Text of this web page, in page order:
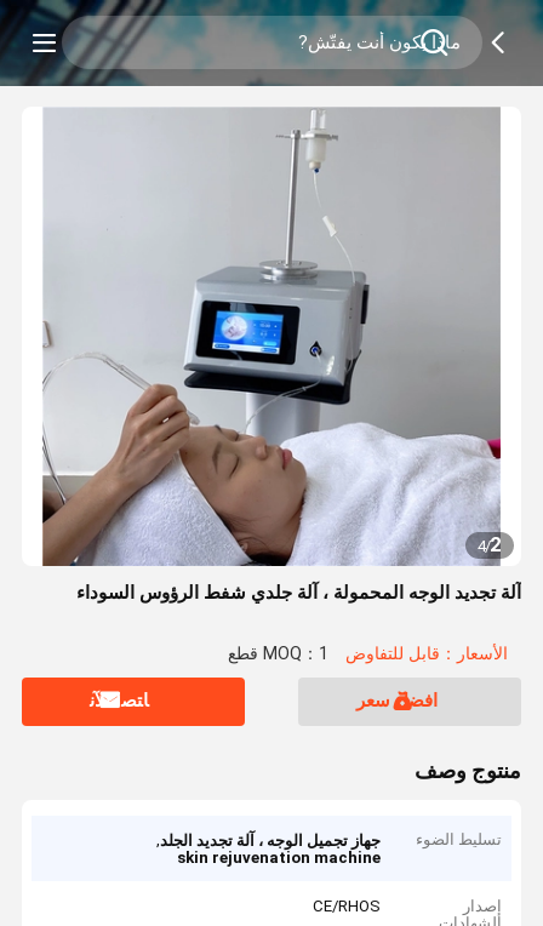
2
/
4
آلة تجديد الوجه المحمولة ، آلة جلدي شفط الرؤوس السوداء
الأسعار：قابل للتفاوض MOQ：1 قطع
افضل سعر ﺎﺘﺼﻟ ﺍﻶﻧ
منتوج وصف
تسليط الضوء جهاز تجميل الوجه ، آلة تجديد الجلد,
skin rejuvenation machine
إصدار
CE/RHOS